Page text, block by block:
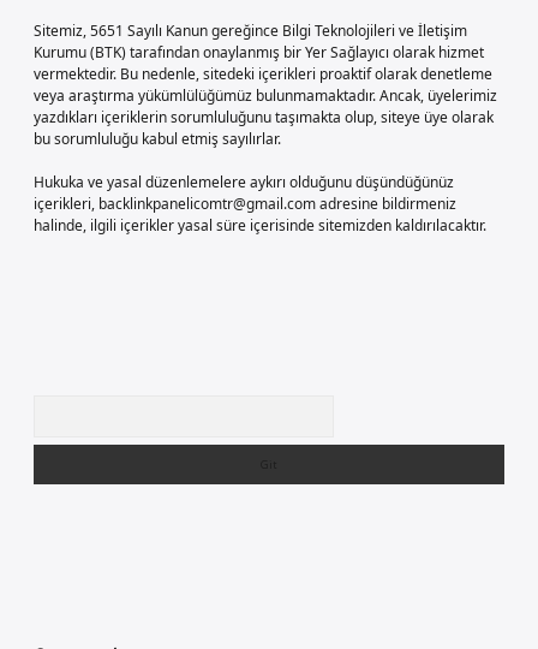
Sitemiz, 5651 Sayılı Kanun gereğince Bilgi Teknolojileri ve İletişim
Kurumu (BTK) tarafından onaylanmış bir Yer Sağlayıcı olarak hizmet
vermektedir. Bu nedenle, sitedeki içerikleri proaktif olarak denetleme
veya araştırma yükümlülüğümüz bulunmamaktadır. Ancak, üyelerimiz
yazdıkları içeriklerin sorumluluğunu taşımakta olup, siteye üye olarak
bu sorumluluğu kabul etmiş sayılırlar.
Hukuka ve yasal düzenlemelere aykırı olduğunu düşündüğünüz
içerikleri, backlinkpanelicomtr@gmail.comadresine bildirmeniz
halinde, ilgili içerikler yasal süre içerisinde sitemizden kaldırılacaktır.